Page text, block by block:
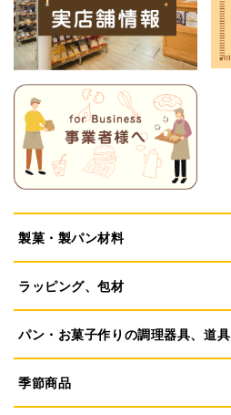
製菓・製パン材料
ラッピング、包材
パン・お菓子作りの調理器具、道具
季節商品